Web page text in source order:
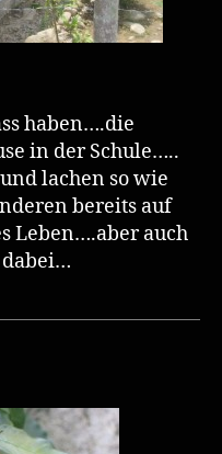
haben….die
in der Schule…..
lachen so wie
bereits auf
Leben….aber auch
dabei…